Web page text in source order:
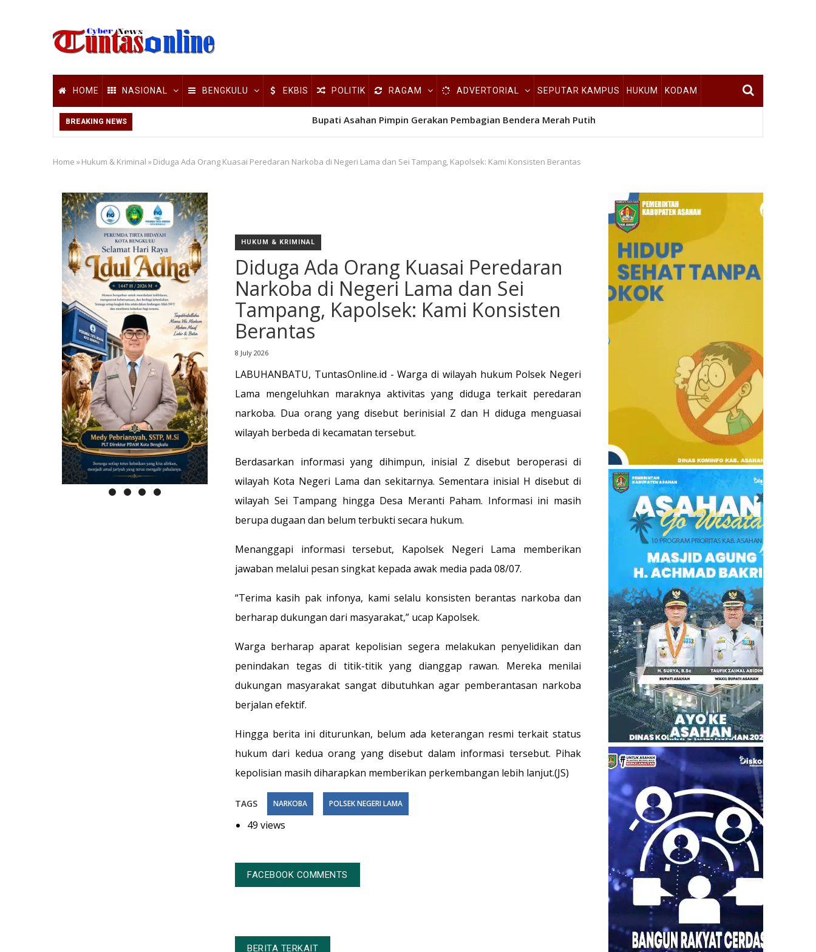
Main
navigation
HOME NASIONAL BENGKULU EKBIS POLITIK RAGAM ADVERTORIAL SEPUTAR KAMPUS HUKUM KODAM
BREAKING NEWS Bupati Asahan Pimpin Gerakan Pembagian Bendera Merah Putih
Breadcrumb
Home »Hukum & Kriminal »Diduga Ada Orang Kuasai Peredaran Narkoba di Negeri Lama dan Sei Tampang, Kapolsek: Kami Konsisten Berantas
HUKUM & KRIMINAL
Diduga Ada Orang Kuasai Peredaran
Narkoba di Negeri Lama dan Sei
Tampang, Kapolsek: Kami Konsisten
Berantas
8 July 2026
LABUHANBATU, TuntasOnline.id - Warga di wilayah hukum Polsek Negeri
Lama mengeluhkan maraknya aktivitas yang diduga terkait peredaran
narkoba. Dua orang yang disebut berinisial Z dan H diduga menguasai
wilayah berbeda di kecamatan tersebut.
Berdasarkan informasi yang dihimpun, inisial Z disebut beroperasi di
wilayah Kota Negeri Lama dan sekitarnya. Sementara inisial H disebut di
wilayah Sei Tampang hingga Desa Meranti Paham. Informasi ini masih
berupa dugaan dan belum terbukti secara hukum.
Menanggapi informasi tersebut, Kapolsek Negeri Lama memberikan
jawaban melalui pesan singkat kepada awak media pada 08/07.
“Terima kasih pak infonya, kami selalu konsisten berantas narkoba dan
berharap dukungan dari masyarakat,” ucap Kapolsek.
Warga berharap aparat kepolisian segera melakukan penyelidikan dan
penindakan tegas di titik-titik yang dianggap rawan. Mereka menilai
dukungan masyarakat sangat dibutuhkan agar pemberantasan narkoba
berjalan efektif.
Hingga berita ini diturunkan, belum ada keterangan resmi terkait status
hukum dari kedua orang yang disebut dalam informasi tersebut. Pihak
kepolisian masih diharapkan memberikan perkembangan lebih lanjut.(JS)
TAGS NARKOBA POLSEK NEGERI LAMA
49 views
FACEBOOK COMMENTS
BERITA TERKAIT